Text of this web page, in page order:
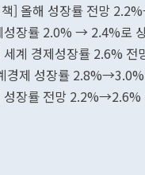
] 올해 성장률 전망
성장률 2.0% → 2.4%로
세계 경제성장률 2.6% 전
경제 성장률
성장률 전망